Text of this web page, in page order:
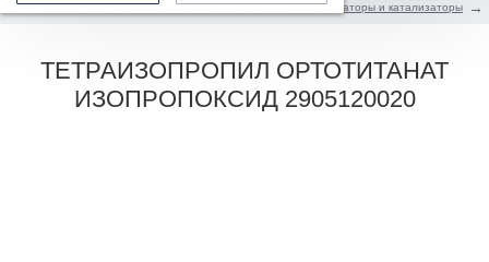
Промышленная химия Химическое сырье Индикаторы и катализаторы
ТЕТРАИЗОПРОПИЛ ОРТОТИТАНАТ
ИЗОПРОПОКСИД 2905120020